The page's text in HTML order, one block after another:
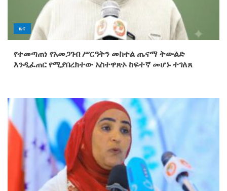
ዜና
የተመጣጠነ የአመጋገብ ሥርዓትን መከተል ጤናማ ትውልድ
እንዲፈጠር የሚያበረክተው አስተዋጽኦ ከፍተኛ መሆኑ ተገለጸ